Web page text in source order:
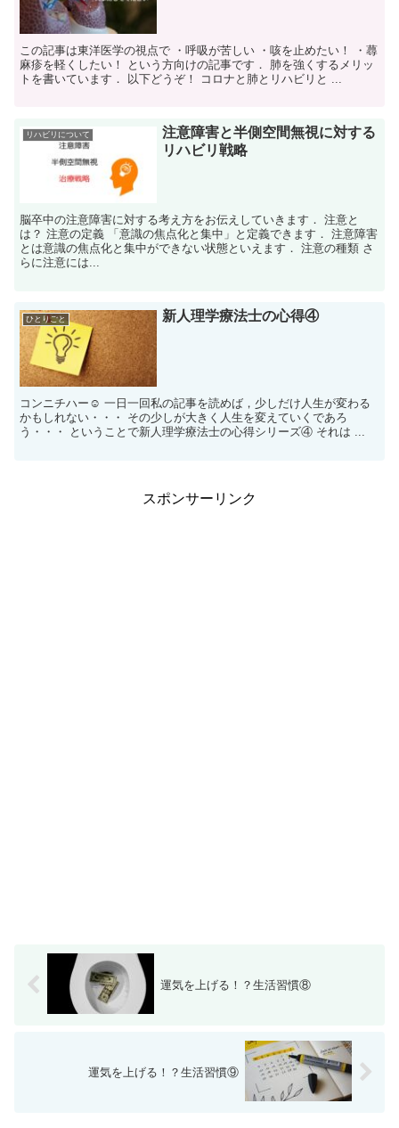
この記事は東洋医学の視点で ・呼吸が苦しい ・咳を止めたい！ ・蕁
麻疹を軽くしたい！ という方向けの記事です． 肺を強くするメリッ
トを書いています． 以下どうぞ！ コロナと肺とリハビリと ...
リハビリについて
注意障害と半側空間無視に対する
リハビリ戦略
脳卒中の注意障害に対する考え方をお伝えしていきます． 注意と
は？ 注意の定義 「意識の焦点化と集中」と定義できます． 注意障害
とは意識の焦点化と集中ができない状態といえます． 注意の種類 さ
らに注意には...
ひとりごと 新人理学療法士の心得④
コンニチハー☺ 一日一回私の記事を読めば，少しだけ人生が変わる
かもしれない・・・ その少しが大きく人生を変えていくであろ
う・・・ ということで新人理学療法士の心得シリーズ④ それは ...
スポンサーリンク
運気を上げる！？生活習慣⑧
運気を上げる！？生活習慣⑨